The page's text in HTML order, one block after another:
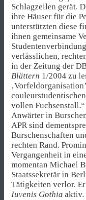
Schlagzeilen gerät.
ihre Häuser für die
unterstützten diese
ihnen gemeinsame
verlässlichen,
in der Zeitung der
Blättern 1/2004 zu
vollen
Anwärter in
APR sind
Burschenschaften
rechten Rand.
Vergangenheit in
momentan Michael
Staatssekretär in
Tätigkeiten verlor.
Iuvenis Gothia aktiv.